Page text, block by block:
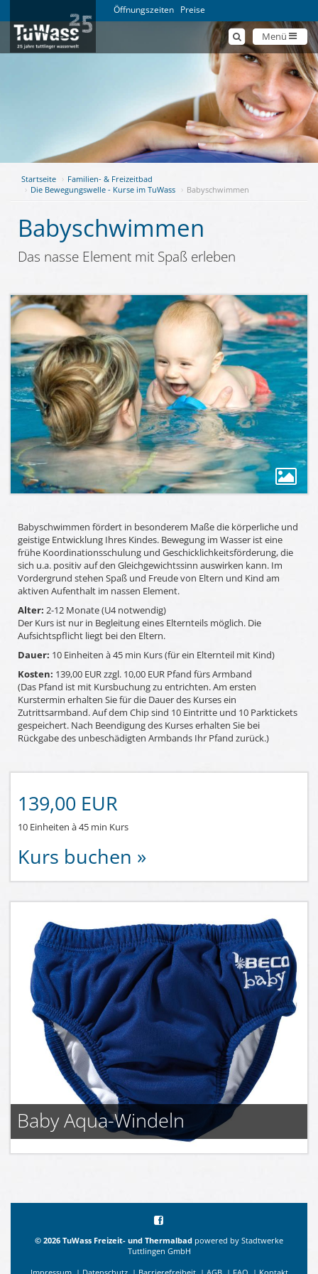
Öffnungszeiten Preise
Menü
Startseite
Familien- & Freizeitbad
Die Bewegungswelle - Kurse im TuWass
Babyschwimmen
Babyschwimmen
Das nasse Element mit Spaß erleben
Babyschwimmen fördert in besonderem Maße die körperliche und
geistige Entwicklung Ihres Kindes. Bewegung im Wasser ist eine
frühe Koordinationsschulung und Geschicklichkeitsförderung, die
sich u.a. positiv auf den Gleichgewichtssinn auswirken kann. Im
Vordergrund stehen Spaß und Freude von Eltern und Kind am
aktiven Aufenthalt im nassen Element.
Alter: 2-12 Monate (U4 notwendig)
Der Kurs ist nur in Begleitung eines Elternteils möglich. Die
Aufsichtspflicht liegt bei den Eltern.
Dauer: 10 Einheiten à 45 min Kurs (für ein Elternteil mit Kind)
Kosten: 139,00 EUR zzgl. 10,00 EUR Pfand fürs Armband
(Das Pfand ist mit Kursbuchung zu entrichten. Am ersten
Kurstermin erhalten Sie für die Dauer des Kurses ein
Zutrittsarmband. Auf dem Chip sind 10 Eintritte und 10 Parktickets
gespeichert. Nach Beendigung des Kurses erhalten Sie bei
Rückgabe des unbeschädigten Armbands Ihr Pfand zurück.)
139,00 EUR
10 Einheiten à 45 min Kurs
Kurs buchen »
Baby Aqua-Windeln
© 2026 TuWass Freizeit- und Thermalbad powered by Stadtwerke
Tuttlingen GmbH